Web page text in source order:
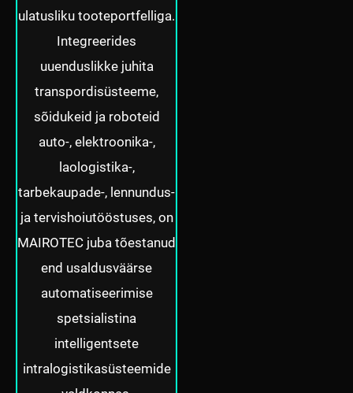
ulatusliku tooteportfelliga.
Integreerides
uuenduslikke juhita
transpordisüsteeme,
sõidukeid ja roboteid
auto-, elektroonika-,
laologistika-,
tarbekaupade-, lennundus-
ja tervishoiutööstuses, on
MAIROTEC juba tõestanud
end usaldusväärse
automatiseerimise
spetsialistina
intelligentsete
intralogistikasüsteemide